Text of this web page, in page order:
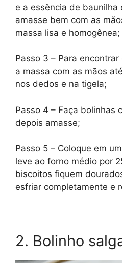
e a essência de baunilha
amasse bem com as
massa lisa e homogênea;
Passo 3 – Para
a massa com as mãos
nos dedos e na tigela;
Passo 4 – Faça bolinhas
depois amasse;
Passo 5 – Coloque em
leve ao forno médio por
biscoitos fiquem
esfriar completamente e
2. Bolinho